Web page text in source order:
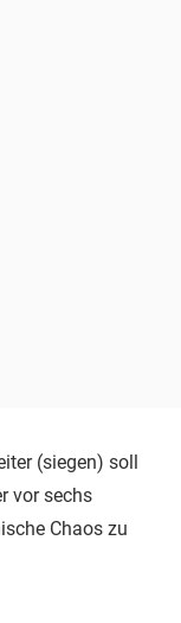
(siegen) soll
vor sechs
Chaos zu